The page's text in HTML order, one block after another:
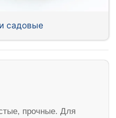
садовые
прочные. Для